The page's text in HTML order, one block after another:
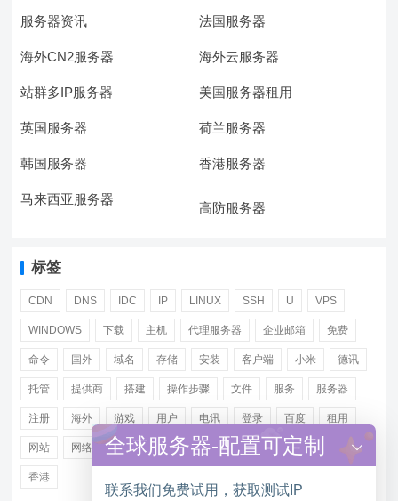
服务器资讯 法国服务器
海外CN2服务器 海外云服务器
站群多IP服务器 美国服务器租用
英国服务器 荷兰服务器
韩国服务器 香港服务器
马来西亚服务器
高防服务器
标签
CDN DNS IDC IP LINUX SSH U VPS
WINDOWS 下载 主机 代理服务器 企业邮箱 免费
命令 国外 域名 存储 安装 客户端 小米 德讯
托管 提供商 搭建 操作步骤 文件 服务 服务器
注册 海外 游戏 用户 电讯 登录 百度 租用
网站 网络 腾讯 虚拟主机 证书 配置 阿里
香港
全球服务器-配置可定制
联系我们免费试用，获取测试IP